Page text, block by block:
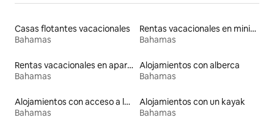
Casas flotantes vacacionales
Bahamas
Rentas vacacionales en minicasas
Bahamas
Rentas vacacionales en apartoteles
Bahamas
Alojamientos con alberca
Bahamas
Alojamientos con acceso a la playa
Bahamas
Alojamientos con un kayak
Bahamas